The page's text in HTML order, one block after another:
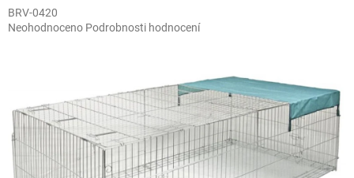
BRV-0420
Průměrné
5
hvězdiček.
Neohodnoceno Podrobnosti hodnocení